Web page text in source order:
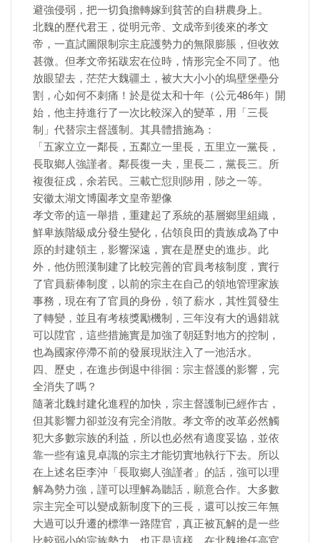
避強侵弱，把一切負擔轉嫁到貧苦的自耕農身上。
北魏的歷代君王，從明元帝、文成帝到後來的孝文
帝，一直試圖限制宗主庇護勢力的無限膨脹，但收效
甚微。但孝文帝拓跋宏在位時，情形完全不同了。他
放眼望去，茫茫大魏疆土，被大大小小的塢壁堡壘分
割，心如何不刺痛！於是從太和十年（公元486年）開
始，他主持進行了一次比較深入的變革，用「三長
制」代替宗主督護制。其具體措施為：
「五家立立一鄰長，五鄰立一里長，五里立一黨長，
長取鄉人強謹者。鄰長復一夫，里長二，黨長三。所
複復征戍，余若民。三載亡愆則陟用，陟之一等。
安徽太湖文博園孝文皇帝塑像
孝文帝的這一舉措，重建起了系統的基層鄉里組織，
鮮卑族階級成分發生變化，佔領良田的貴族成為了中
原的封建領主，影響深遠，實在是歷史的進步。此
外，他仿照漢制建了比較完善的官員考核制度，實行
了官員薪俸制度，以前的宗主在自己的領地管理家族
事務，現在有了官員的身份，領了薪水，其性質發生
了轉變，並且有考核獎勵機制，三年沒有大的過錯就
可以陞官，這些措施實是加強了朝廷對地方的控制，
也為國家停滯不前的發展現狀注入了一池活水。
四、歷史，在進步倒退中徘徊：宗主督護的影響，完
全消失了嗎？
隨著北魏封建化進程的加快，宗主督護制已經作古，
但其影響力卻並沒有完全消散。孝文帝的改革必然觸
犯大多數宗族的利益，所以也必然有適度妥協，並依
靠一些有遠見卓識的宗主才能切實地執行下去。所以
在上述名臣李沖「長取鄉人強謹者」的話，強可以理
解為勢力強，謹可以理解為聽話，願意合作。大多數
宗主完全可以變成新制度下的三長，還可以按三年無
大過可以升遷的標準一路陞官，真正被瓦解的是一些